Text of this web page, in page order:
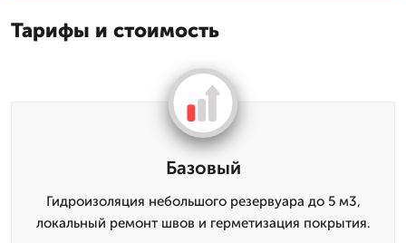
Тарифы и стоимость
Базовый
Гидроизоляция небольшого резервуара до 5 м3,
локальный ремонт швов и герметизация покрытия.